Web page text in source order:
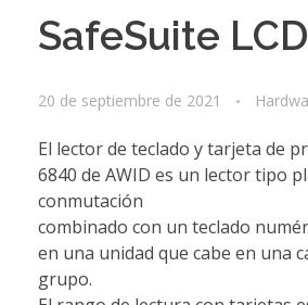
SafeSuite
20 de septiembre de 2021
El lector de teclado y tarjeta de
6840 de AWID es un lector tipo
conmutación
combinado con un teclado
en una unidad que cabe en una
grupo.